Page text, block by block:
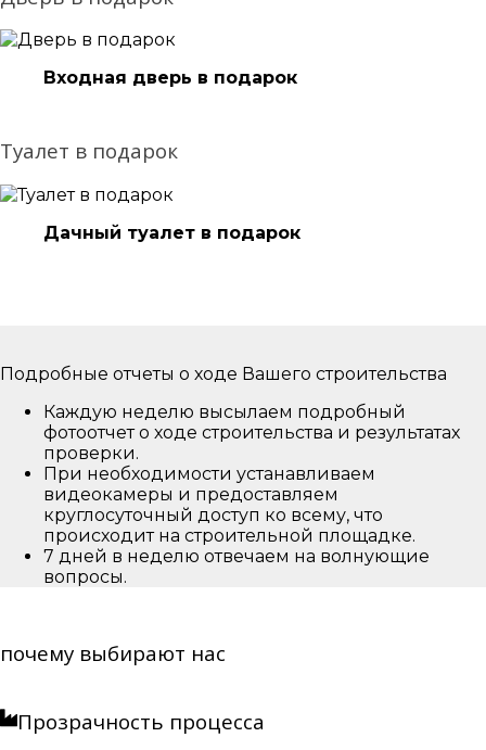
Входная дверь в подарок
Туалет в подарок
Дачный туалет в подарок
Подробные отчеты о ходе Вашего строительства
Каждую неделю высылаем подробный
фотоотчет о ходе строительства и результатах
проверки.
При необходимости устанавливаем
видеокамеры и предоставляем
круглосуточный доступ ко всему, что
происходит на строительной площадке.
7 дней в неделю отвечаем на волнующие
вопросы.
почему выбирают нас
Прозрачность процесса